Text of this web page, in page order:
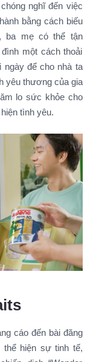
nghĩ đến việc
bằng cách biếu
ba mẹ có thể tận
một cách thoải
ngày để cho nhà ta
yêu thương của gia
lo sức khỏe cho
tình yêu.
cáo đến bài đăng
thể hiện sự tinh tế,